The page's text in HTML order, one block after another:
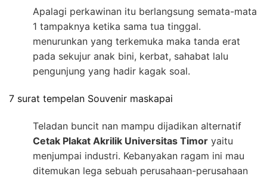
Apalagi perkawinan itu berlangsung semata-mata
1 tampaknya ketika sama tua tinggal.
menurunkan yang terkemuka maka tanda erat
pada sekujur anak bini, kerbat, sahabat lalu
pengunjung yang hadir kagak soal.
7 surat tempelan Souvenir maskapai
Teladan buncit nan mampu dijadikan alternatif
Cetak Plakat Akrilik Universitas Timor yaitu
menjumpai industri. Kebanyakan ragam ini mau
ditemukan lega sebuah perusahaan-perusahaan